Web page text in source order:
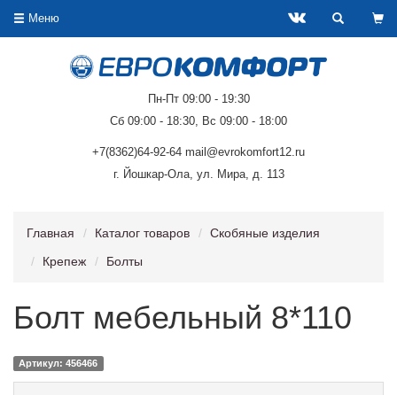
Меню
Пн-Пт 09:00 - 19:30
Сб 09:00 - 18:30, Вс 09:00 - 18:00
+7(8362)64-92-64 mail@evrokomfort12.ru
г. Йошкар-Ола, ул. Мира, д. 113
Главная Каталог товаров
Скобяные изделия
Крепеж
Болты
Болт мебельный 8*110
Артикул: 456466